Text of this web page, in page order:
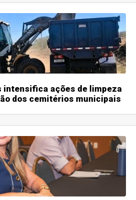
intensifica ações de limpeza
dos cemitérios municipais